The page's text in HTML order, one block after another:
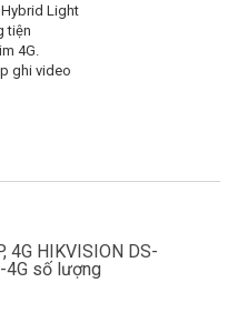
Light
tiện
4G.
ghi video
4G HIKVISION DS-
4G số lượng